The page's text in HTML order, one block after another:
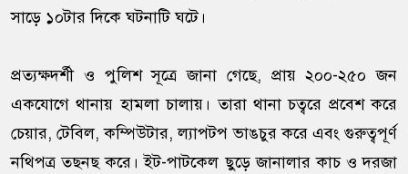
সাড়ে ১০টার দিকে ঘটনাটি ঘটে।
প্রত্যক্ষদর্শী ও পুলিশ সূত্রে জানা গেছে, প্রায় ২০০-২৫০ জন
একযোগে থানায় হামলা চালায়। তারা থানা চত্বরে প্রবেশ করে
চেয়ার, টেবিল, কম্পিউটার, ল্যাপটপ ভাঙচুর করে এবং গুরুত্বপূর্ণ
নথিপত্র তছনছ করে। ইট-পাটকেল ছুড়ে জানালার কাচ ও দরজা